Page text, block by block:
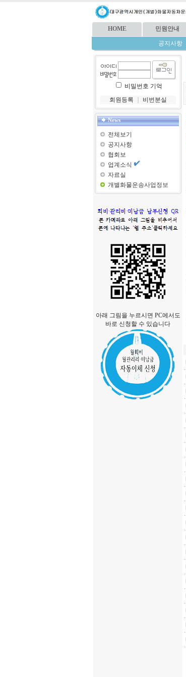
HOME 민원안내
공지사항
비밀번호 기억
회원등록
비번분실
News
전체보기
공지사항
협회보
업계소식
자료실
개별화물운송사업정보
아래 그림을 누르시면 PC에서도
바로 신청할 수 있습니다